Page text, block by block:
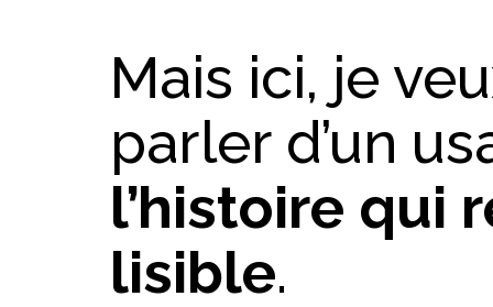
Mais ici, je
parler d’un
l’histoire qui
lisible.